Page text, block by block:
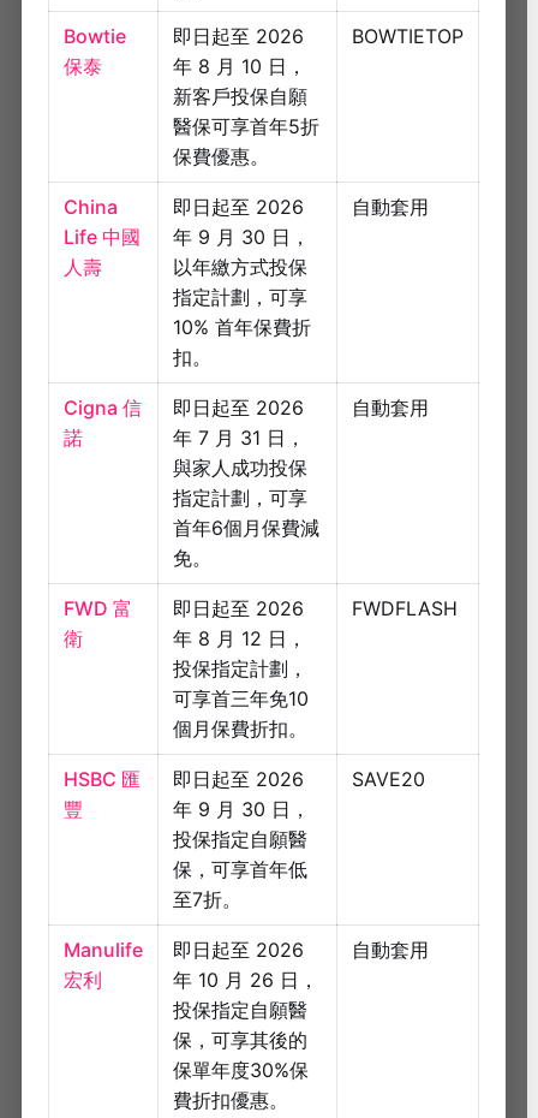
Bowtie
保泰
即日起至 2026
年 8 月 10 日，
新客戶投保自願
醫保可享首年5折
保費優惠。
BOWTIETOP
China
Life 中國
人壽
即日起至 2026
年 9 月 30 日，
以年繳方式投保
指定計劃，可享
10% 首年保費折
扣。
自動套用
Cigna 信
諾
即日起至 2026
年 7 月 31 日，
與家人成功投保
指定計劃，可享
首年6個月保費減
免。
自動套用
FWD 富
衛
即日起至 2026
年 8 月 12 日，
投保指定計劃，
可享首三年免10
個月保費折扣。
FWDFLASH
HSBC 匯
豐
即日起至 2026
年 9 月 30 日，
投保指定自願醫
保，可享首年低
至7折。
SAVE20
Manulife
宏利
即日起至 2026
年 10 月 26 日，
投保指定自願醫
保，可享其後的
保單年度30%保
費折扣優惠。
自動套用